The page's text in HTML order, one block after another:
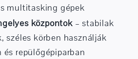
multitasking gépek
központok– stabilak
széles körben használják
és repülőgépiparban